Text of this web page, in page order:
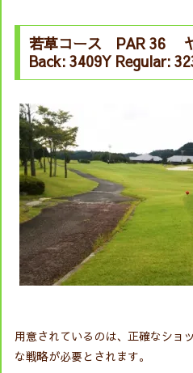
若草コース PAR 36
Back: 3409Y Regular:
用意されているのは、正確なショ
な戦略が必要とされます。